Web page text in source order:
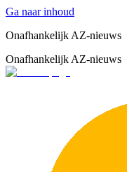
Ga naar inhoud
Onafhankelijk AZ-nieuws
Onafhankelijk AZ-nieuws